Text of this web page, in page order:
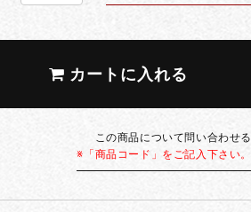
カートに入れる
この商品について問い合わせる
※「商品コード」をご記入下さい。